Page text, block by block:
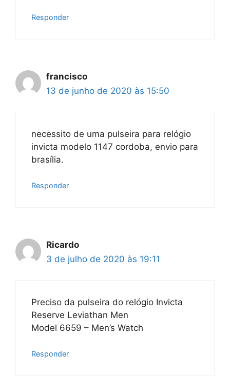
Responder
francisco
13 de junho de 2020 às 15:50
necessito de uma pulseira para relógio
invicta modelo 1147 cordoba, envio para
brasília.
Responder
Ricardo
3 de julho de 2020 às 19:11
Preciso da pulseira do relógio Invicta
Reserve Leviathan Men
Model 6659 – Men’s Watch
Responder